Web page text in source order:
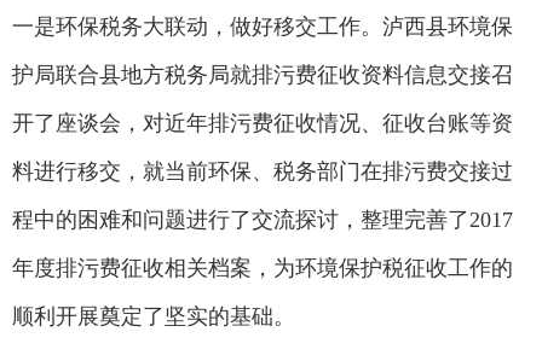
一是环保税务大联动，做好移交工作。泸西县环境保
护局联合县地方税务局就排污费征收资料信息交接召
开了座谈会，对近年排污费征收情况、征收台账等资
料进行移交，就当前环保、税务部门在排污费交接过
程中的困难和问题进行了交流探讨，整理完善了2017
年度排污费征收相关档案，为环境保护税征收工作的
顺利开展奠定了坚实的基础。